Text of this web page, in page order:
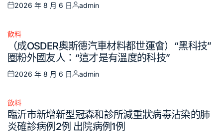
Posted
2026 年 8 月 6 日
Posted
admin
Posted
飲料
（成OSDER奧斯德汽車材料都世運會）“黑科技”
圈粉外國友人：“這才是有溫度的科技”
Posted
2026 年 8 月 6 日
Posted
admin
Posted
in
飲料
臨沂市新增新型冠森和診所減重狀病毒沾染的肺
炎確診病例2例 出院病例1例